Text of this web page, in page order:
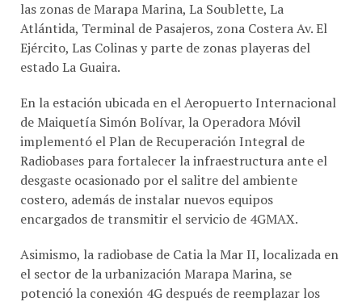
Atlántida, Terminal de Pasajeros, zona Costera Av. El
Ejército, Las Colinas y parte de zonas playeras del
estado La Guaira.
de Maiquetía Simón Bolívar, la Operadora Móvil
implementó el Plan de Recuperación Integral de
Radiobases para fortalecer la infraestructura ante el
desgaste ocasionado por el salitre del ambiente
costero, además de instalar nuevos equipos
encargados de transmitir el servicio de 4GMAX.
el sector de la urbanización Marapa Marina, se
potenció la conexión 4G después de reemplazar los
equipos de energía.